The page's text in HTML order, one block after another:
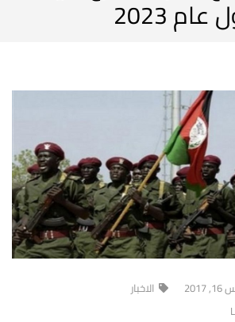
2023
الاخبار